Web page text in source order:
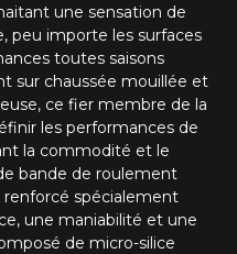
une sensation de
peu importe les surfaces
toutes saisons
sur chaussée mouillée et
ce fier membre de la
les performances de
la commodité et le
bande de roulement
spécialement
une maniabilité et une
de micro-silice